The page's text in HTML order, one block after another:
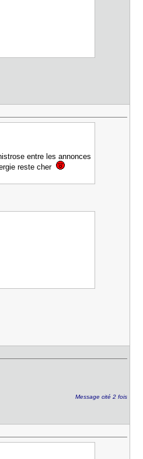
entre les annonces
reste cher
Message cité 2 fois